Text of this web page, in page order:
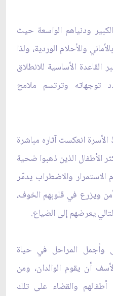
ودنياهم الواسعة حيث
والأحلام الوردية، ولذا
القاعدة الأساسية للانطلاق
توجهاته وترتسم ملامح
انعكست آثاره مباشرة
الأطفال الذين ذهبوا ضحية
الاستمرار والاضطراب يدمّر
ويزرع في قلوبهم الخوف،
يعرضهم إلى الضياع.
وأجمل المراحل في حياة
أن يقوم الوالدان، ومن
أطفالهم والقضاء على تلك